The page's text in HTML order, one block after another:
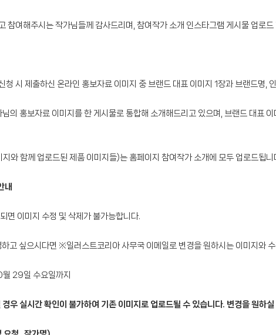
참여해주시는 작가님들께 감사드리며, 참여작가 소개 인스타그램 게시물 업로
청 시 제출하신 온라인 홍보자료 이미지 중 브랜드 대표 이미지 1장과 브랜드명,
의 홍보자료 이미지를 한 게시물로 통합해 소개해드리고 있으며, 브랜드 대표
와 함께 업로드된 제품 이미지들)는 홈페이지 참여작가 소개에 모두 업로드됩니
내
면 이미지 수정 및 삭제가 불가능합니다.
고 싶으시다면 ※일러스트코리아 사무국 이메일로 변경을 원하시는 이미지와
29일 수요일까지
우 실시간 확인이 불가하여 기존 이미지로 업로드될 수 있습니다. 변경을 원하